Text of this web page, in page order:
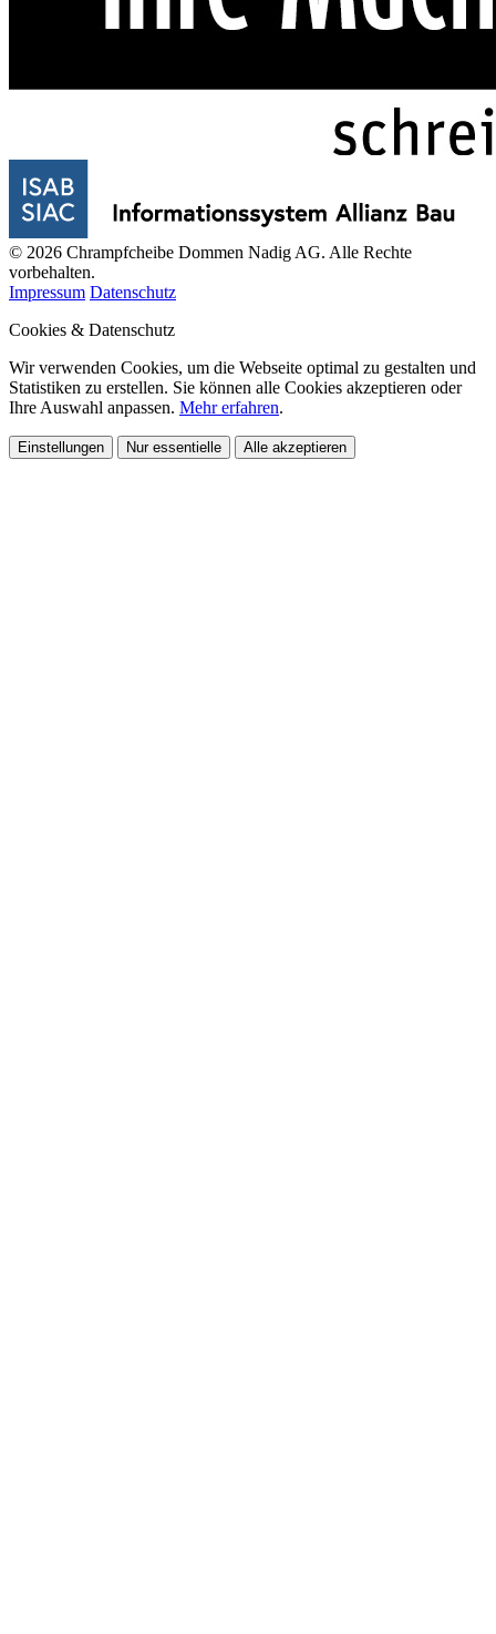
© 2026 Chrampfcheibe Dommen Nadig AG. Alle Rechte
vorbehalten.
Impressum Datenschutz
Cookies & Datenschutz
Wir verwenden Cookies, um die Webseite optimal zu gestalten und
Statistiken zu erstellen. Sie können alle Cookies akzeptieren oder
Ihre Auswahl anpassen. Mehr erfahren.
Einstellungen Nur essentielle Alle akzeptieren